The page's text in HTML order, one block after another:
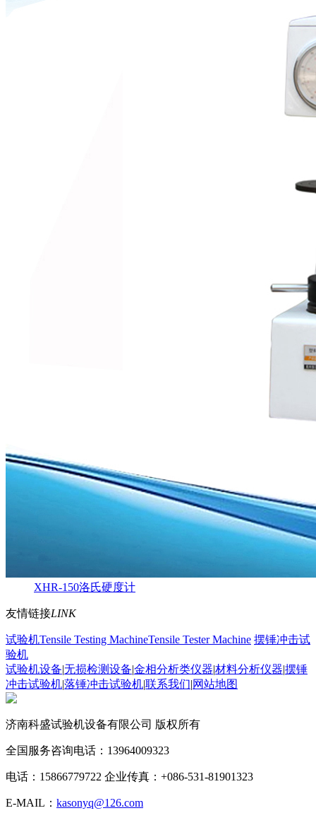
XHR-150洛氏硬度计
友情链接LINK
试验机Tensile Testing MachineTensile Tester Machine 摆锤冲击试
验机
试验机设备|无损检测设备|金相分析类仪器|材料分析仪器|摆锤
冲击试验机|落锤冲击试验机|联系我们|网站地图
济南科盛试验机设备有限公司 版权所有
全国服务咨询电话：13964009323
电话：15866779722 企业传真：+086-531-81901323
E-MAIL： kasonyq@126.com